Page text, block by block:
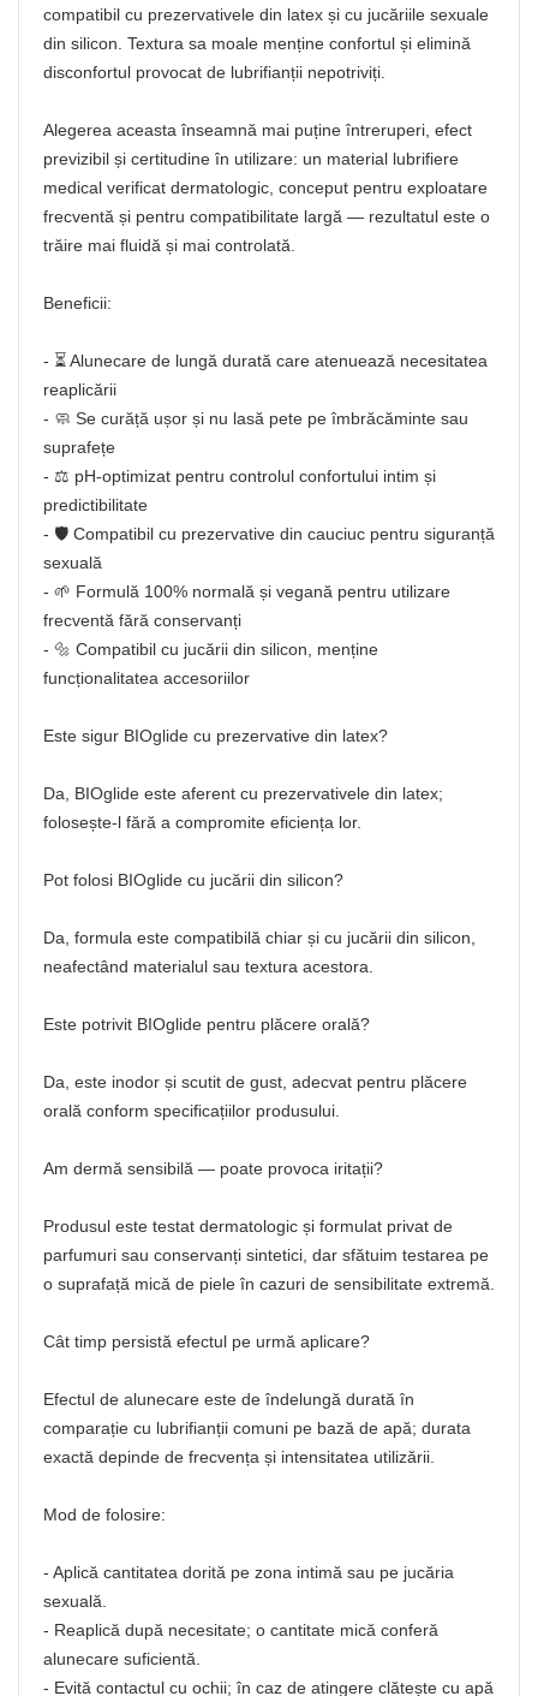
compatibil cu prezervativele din latex și cu jucăriile sexuale
din silicon. Textura sa moale menține confortul și elimină
disconfortul provocat de lubrifianții nepotriviți.
Alegerea aceasta înseamnă mai puține întreruperi, efect
previzibil și certitudine în utilizare: un material lubrifiere
medical verificat dermatologic, conceput pentru exploatare
frecventă și pentru compatibilitate largă — rezultatul este o
trăire mai fluidă și mai controlată.
Beneficii:
- ⏳ Alunecare de lungă durată care atenuează necesitatea
reaplicării
- 🧼 Se curăță ușor și nu lasă pete pe îmbrăcăminte sau
suprafețe
- ⚖️ pH-optimizat pentru controlul confortului intim și
predictibilitate
- 🛡️ Compatibil cu prezervative din cauciuc pentru siguranță
sexuală
- 🌱 Formulă 100% normală și vegană pentru utilizare
frecventă fără conservanți
- 🔩 Compatibil cu jucării din silicon, menține
funcționalitatea accesoriilor
Este sigur BIOglide cu prezervative din latex?
Da, BIOglide este aferent cu prezervativele din latex;
folosește-l fără a compromite eficiența lor.
Pot folosi BIOglide cu jucării din silicon?
Da, formula este compatibilă chiar și cu jucării din silicon,
neafectând materialul sau textura acestora.
Este potrivit BIOglide pentru plăcere orală?
Da, este inodor și scutit de gust, adecvat pentru plăcere
orală conform specificațiilor produsului.
Am dermă sensibilă — poate provoca iritații?
Produsul este testat dermatologic și formulat privat de
parfumuri sau conservanți sintetici, dar sfătuim testarea pe
o suprafață mică de piele în cazuri de sensibilitate extremă.
Cât timp persistă efectul pe urmă aplicare?
Efectul de alunecare este de îndelungă durată în
comparație cu lubrifianții comuni pe bază de apă; durata
exactă depinde de frecvența și intensitatea utilizării.
Mod de folosire:
- Aplică cantitatea dorită pe zona intimă sau pe jucăria
sexuală.
- Reaplică după necesitate; o cantitate mică conferă
alunecare suficientă.
- Evită contactul cu ochii; în caz de atingere clătește cu apă